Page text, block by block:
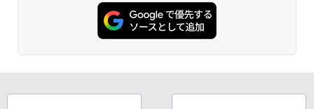
Amazon Kindle Paperwhite (16GB) 7イ
ンチディスプレイ、色調調節ライト、12
週間持続バッテリー、広告なし、ブラッ